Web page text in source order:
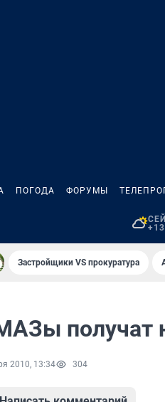
ПОГОДА ФОРУМЫ
Застройщики VS прокуратура
получат
2010, 13:34 304